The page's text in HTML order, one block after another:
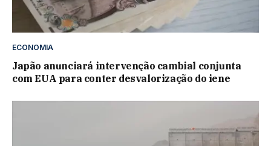
ECONOMIA
Japão anunciará intervenção cambial conjunta
com EUA para conter desvalorização do iene